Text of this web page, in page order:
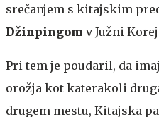
srečanjem s kitajskim
Džinpingom v Južni
Pri tem je poudaril, da
orožja kot katerakoli
drugem mestu, Kitajska